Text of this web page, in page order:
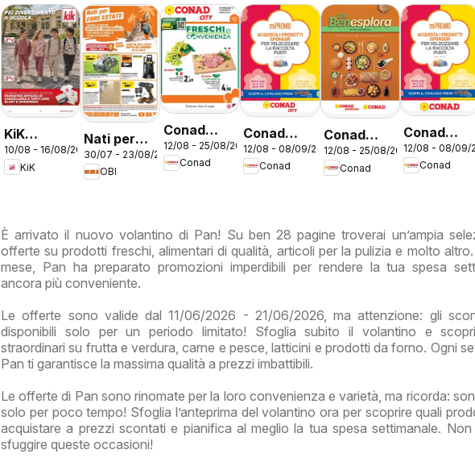
KiK
volantino
Più
10/08 - 16/08/2026
KiK
Nati per
fare estate
30/07 - 23/08/2026
OBI
Conad
volantino
City Lazio
12/08 - 25/08/2026
Conad
Conad
volantino
City Mi
12/08 - 08/09/2026
Conad
Conad
volantino
Benesplora
12/08 - 25/08/2026
Conad
Conad
volantino
Mi Premio
12/08 - 08/09/
Conad
È arrivato il nuovo volantino di Pan! Su ben 28 pagine troverai un’ampia
offerte su prodotti freschi, alimentari di qualità, articoli per la pulizia e molto
mese, Pan ha preparato promozioni imperdibili per rendere la tua spesa
ancora più conveniente.
Le offerte sono valide dal 11/06/2026 - 21/06/2026, ma attenzione: gli
disponibili solo per un periodo limitato! Sfoglia subito il volantino e
straordinari su frutta e verdura, carne e pesce, latticini e prodotti da forno. Ogni
Pan ti garantisce la massima qualità a prezzi imbattibili.
Le offerte di Pan sono rinomate per la loro convenienza e varietà, ma ricorda:
solo per poco tempo! Sfoglia l’anteprima del volantino ora per scoprire quali
acquistare a prezzi scontati e pianifica al meglio la tua spesa settimanale. Non
sfuggire queste occasioni!